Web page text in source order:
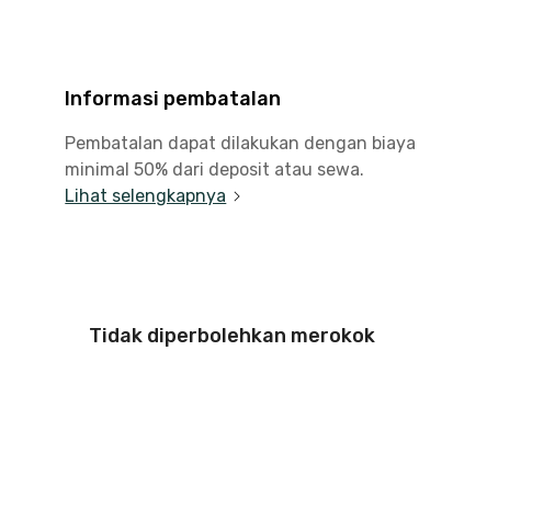
Informasi pembatalan
Pembatalan dapat dilakukan dengan biaya
minimal 50% dari deposit atau sewa.
Lihat selengkapnya
Tidak diperbolehkan merokok